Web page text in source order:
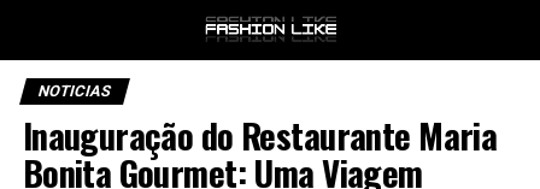
NOTICIAS
Inauguração do Restaurante Maria
Bonita Gourmet: Uma Viagem